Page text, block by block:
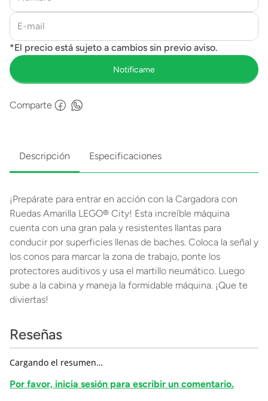
Comparte
Descripción Especificaciones
¡Prepárate para entrar en acción con la Cargadora con
Ruedas Amarilla LEGO® City! Esta increíble máquina
cuenta con una gran pala y resistentes llantas para
conducir por superficies llenas de baches. Coloca la señal y
los conos para marcar la zona de trabajo, ponte los
protectores auditivos y usa el martillo neumático. Luego
sube a la cabina y maneja la formidable máquina. ¡Que te
diviertas!
Reseñas
Cargando el resumen…
Por favor, inicia sesión para escribir un comentario.